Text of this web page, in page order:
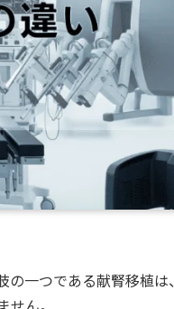
の一つである献腎移植